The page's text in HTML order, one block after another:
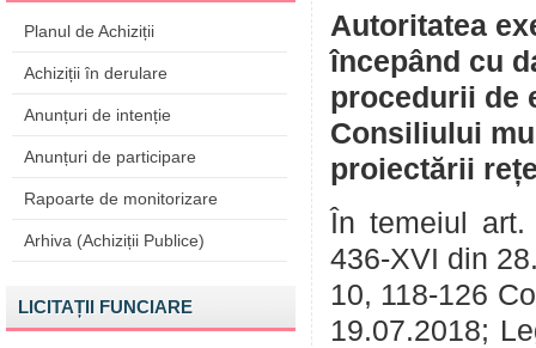
Planul de Achiziții
Achiziții în derulare
Anunțuri de intenție
Anunțuri de participare
Rapoarte de monitorizare
Arhiva (Achiziții Publice)
LICITAȚII FUNCIARE
Autoritatea
începând cu
procedurii de
Consiliului
proiectării
În temeiul
436-XVI din
10, 118-126
19.07.2018;